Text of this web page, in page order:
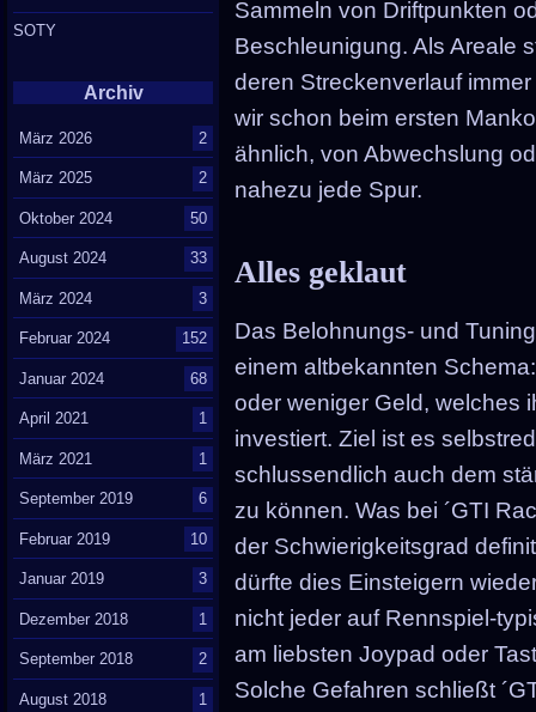
Sammeln von Driftpunkten
Beschleunigung. Als Areale
deren Streckenverlauf
wir schon beim ersten
ähnlich, von Abwechslung
nahezu jede Spur.
Alles geklaut
Das Belohnungs- und
einem altbekannten
oder weniger Geld, welches
investiert. Ziel ist es
schlussendlich auch dem
zu können. Was bei ´GTI
der Schwierigkeitsgrad
dürfte dies Einsteigern
nicht jeder auf Rennspiel-
am liebsten Joypad oder
Solche Gefahren schließt
SOTY
Archiv
März 2026 2
März 2025 2
Oktober 2024 50
August 2024 33
März 2024 3
Februar 2024 152
Januar 2024 68
April 2021 1
März 2021 1
September 2019 6
Februar 2019 10
Januar 2019 3
Dezember 2018 1
September 2018 2
August 2018 1